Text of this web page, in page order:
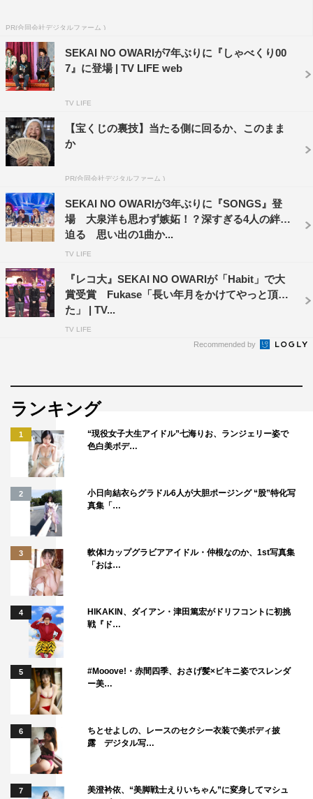
ペクト。その理由を「SEKAI NO OWARIっていう国なん
ですよ」と力説する。逆に4人がちゃんみなをアーティス
トとして認知したのはいつなのか。FukaseやSaoriが明か
す知られざる事実に、ちゃんみなが「うれしいです」とは
そして、世代を超えて共鳴し合うSEKAI NO OWARIとち
ゃんみなが、一夜限りのスペシャルステージで2019年リ
リースの「LOVE SONG」を披露。今回のために、海外ア
ーティストの衣装も手掛ける話題のデザイナー・Daisuke
Tanakaが特別にデザインした唯一無二の衣装で歌い上げ
る。このほか、SEKAI NO OWARIがメジャーデビュー15
周年という節目に再レコーディングした「眠り姫（Happy
Ending Version）」も披露する。
番組情報
『夜の音－TOKYO MIDNIGHT MUSIC－』
出演アーティスト：SEKAI NO OWARI、ちゃんみな
MC：畑芽育、田中樹（SixTONES）
ナレーション：CRAZY COCO
PR(合同会社デジタルファーム )
SEKAI NO OWARIが7年ぶりに『しゃべくり00
7』に登場 | TV LIFE web
TV LIFE
【宝くじの裏技】当たる側に回るか、このまま
か
PR(合同会社デジタルファーム )
SEKAI NO OWARIが3年ぶりに『SONGS』登
場 大泉洋も思わず嫉妬！？深すぎる4人の絆に
迫る 思い出の1曲か...
TV LIFE
『レコ大』SEKAI NO OWARIが「Habit」で大
賞受賞 Fukase「長い年月をかけてやっと頂け
た」 | TV...
TV LIFE
Recommended by
ランキング
1
“現役女子大生アイドル”七海りお、ランジェリー姿で
色白美ボデ…
2
小日向結衣らグラドル6人が大胆ポージング “股”特化写
真集「…
3
軟体Iカップグラビアアイドル・仲根なのか、1st写真集
「おは…
4
HIKAKIN、ダイアン・津田篤宏がドリフコントに初挑
戦『ド…
5
#Mooove!・赤間四季、おさげ髪×ビキニ姿でスレンダ
ー美…
6
ちとせよしの、レースのセクシー衣装で美ボディ披
露 デジタル写…
7
美澄衿依、“美脚戦士えりいちゃん”に変身してマシュ